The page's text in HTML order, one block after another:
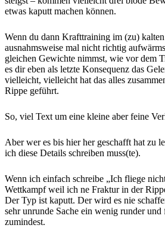
etwas kaputt machen können.
Wenn du dann Krafttraining im (zu)
ausnahmsweise mal nicht richtig
gleichen Gewichte nimmst, wie vor dem
es dir eben als letzte Konsequenz das
vielleicht, vielleicht hat das alles
Rippe geführt.
So, viel Text um eine kleine aber feine
Aber wer es bis hier her geschafft hat zu
ich diese Details schreiben muss(te).
Wenn ich einfach schreibe „Ich fliege
Wettkampf weil ich ne Fraktur in der
Der Typ ist kaputt. Der wird es nie
sehr unrunde Sache ein wenig runder
zumindest.